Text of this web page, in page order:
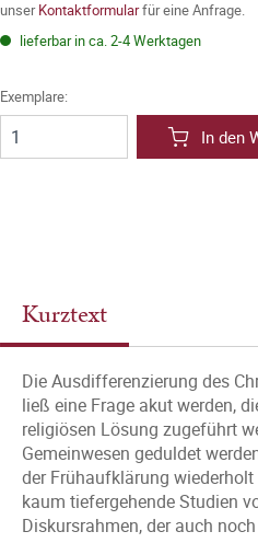
unserKontaktformularfür eine Anfrage.
lieferbar in ca. 2-4 Werktagen
Exemplare:
In den
Kurztext
Die Ausdifferenzierung des
ließ eine Frage akut werden,
religiösen Lösung zugeführt
Gemeinwesen geduldet
der Frühaufklärung
kaum tiefergehende Studien
Diskursrahmen, der auch